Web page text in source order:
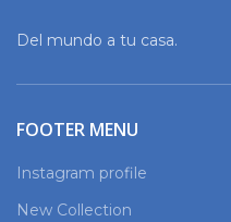
Del mundo a tu casa.
FOOTER MENU
Instagram profile
New Collection